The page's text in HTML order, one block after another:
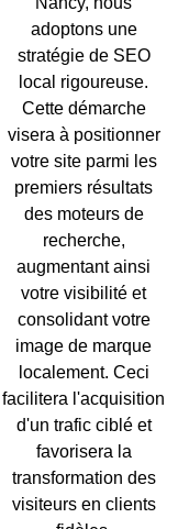
adoptons une
stratégie de SEO
local rigoureuse.
Cette démarche
visera à positionner
votre site parmi les
premiers résultats
des moteurs de
recherche,
augmentant ainsi
votre visibilité et
consolidant votre
image de marque
localement. Ceci
facilitera l'acquisition
d'un trafic ciblé et
favorisera la
transformation des
visiteurs en clients